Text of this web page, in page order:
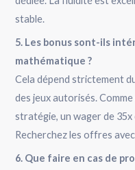
stable.
5. Les bonus sont-ils
mathématique ?
Cela dépend strictement
des jeux autorisés.
stratégie, un wager de
Recherchez les offres
6. Que faire en cas de